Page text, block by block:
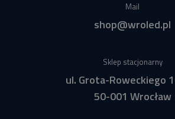
Mail
shop@wroled.pl
Sklep stacjonarny
ul. Grota-Roweckiego
50-001 Wrocław